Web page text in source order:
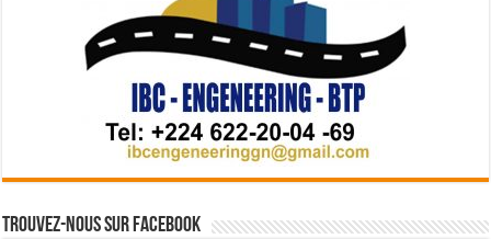
Trouvez-nous sur Facebook